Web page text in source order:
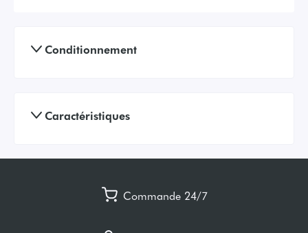
Conditionnement
Caractéristiques
Commande 24/7